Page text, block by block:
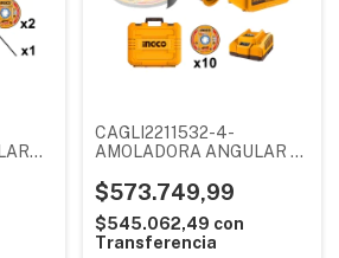
CAGLI2211532-4-
AMOLADORA ANGULAR 4
(P20S) 20V SIN
CARBONES + 2 BATERIAS
5AH + CARGADOR 4AH
INDUSTRIAL INGCO
$573.749,99
$545.062,49 con
Transferencia